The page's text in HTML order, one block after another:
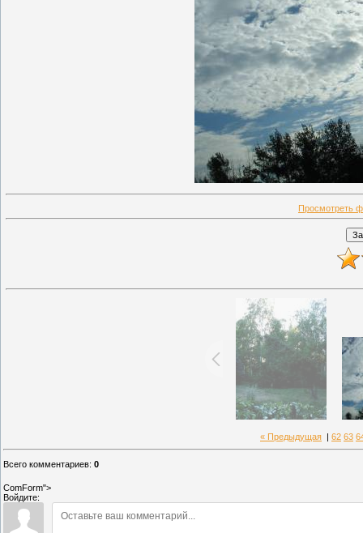
Просмотреть
« Предыдущая 62 63
Всего комментариев: 0
ComForm">
Войдите: